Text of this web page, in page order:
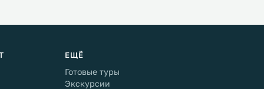
ЕЩЁ
Готовые туры
Экскурсии